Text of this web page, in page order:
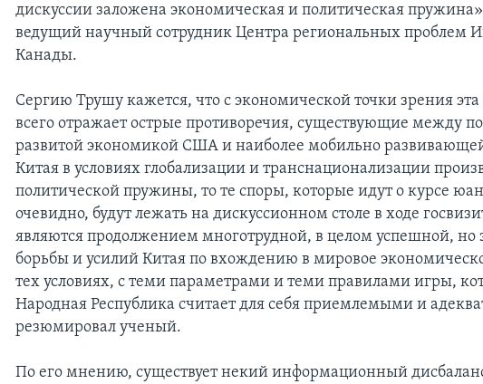
дискуссии заложена экономическая и политическая
ведущий научный сотрудник Центра региональных проблем
Канады.
Сергию Трушу кажется, что с экономической точки зрения
всего отражает острые противоречия, существующие между
развитой экономикой США и наиболее мобильно
Китая в условиях глобализации и транснационализации
политической пружины, то те споры, которые идут о курсе
очевидно, будут лежать на дискуссионном столе в ходе
являются продолжением многотрудной, в целом успешной,
борьбы и усилий Китая по вхождению в мировое
тех условиях, с теми параметрами и теми правилами игры,
Народная Республика считает для себя приемлемыми и
резюмировал ученый.
По его мнению, существует некий информационный